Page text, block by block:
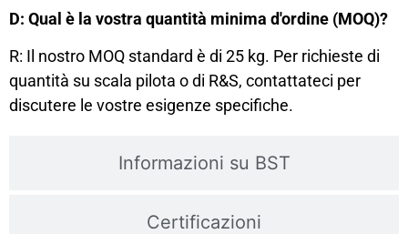
Informazioni su BST
Certificazioni
D: Qual è la vostra quantità minima d'ordine (MOQ)?
R: Il nostro MOQ standard è di 25 kg. Per richieste di
quantità su scala pilota o di R&S, contattateci per
discutere le vostre esigenze specifiche.